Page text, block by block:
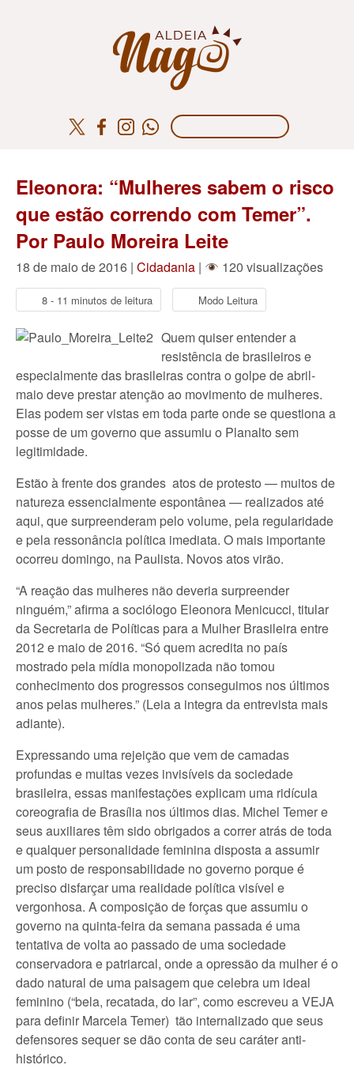
Eleonora: “Mulheres sabem o risco
que estão correndo com Temer”.
Por Paulo Moreira Leite
18 de maio de 2016 | Cidadania | 120 visualizações
8 - 11 minutos de leitura Modo Leitura
Quem quiser entender a
resistência de brasileiros e
especialmente das brasileiras contra o golpe de abril-
maio deve prestar atenção ao movimento de mulheres.
Elas podem ser vistas em toda parte onde se questiona a
posse de um governo que assumiu o Planalto sem
legitimidade.
Estão à frente dos grandes atos de protesto — muitos de
natureza essencialmente espontânea — realizados até
aqui, que surpreenderam pelo volume, pela regularidade
e pela ressonância política imediata. O mais importante
ocorreu domingo, na Paulista. Novos atos virão.
“A reação das mulheres não deveria surpreender
ninguém,” afirma a sociólogo Eleonora Menicucci, titular
da Secretaria de Políticas para a Mulher Brasileira entre
2012 e maio de 2016. “Só quem acredita no país
mostrado pela mídia monopolizada não tomou
conhecimento dos progressos conseguimos nos últimos
anos pelas mulheres.” (Leia a integra da entrevista mais
adiante).
Expressando uma rejeição que vem de camadas
profundas e muitas vezes invisíveis da sociedade
brasileira, essas manifestações explicam uma ridícula
coreografia de Brasília nos últimos dias. Michel Temer e
seus auxiliares têm sido obrigados a correr atrás de toda
e qualquer personalidade feminina disposta a assumir
um posto de responsabilidade no governo porque é
preciso disfarçar uma realidade política visível e
vergonhosa. A composição de forças que assumiu o
governo na quinta-feira da semana passada é uma
tentativa de volta ao passado de uma sociedade
conservadora e patriarcal, onde a opressão da mulher é o
dado natural de uma paisagem que celebra um ideal
feminino (“bela, recatada, do lar”, como escreveu a VEJA
para definir Marcela Temer) tão internalizado que seus
defensores sequer se dão conta de seu caráter anti-
histórico.